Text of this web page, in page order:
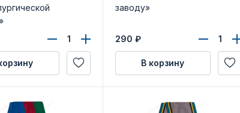
заводу»
290 ₽
В корзину